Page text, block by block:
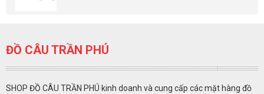
ĐỒ CÂU TRẦN PHÚ
SHOP ĐỒ CÂU TRẦN PHÚ kinh doanh và cung cấp các mặt hàng đồ